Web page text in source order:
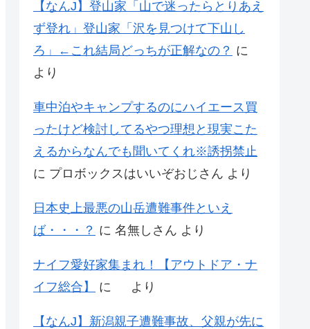
【なんJ】登山家「山で迷ったらとりあえ
ず登れ」登山家「沢を見つけて下山し
ろ」←これ結局どっちが正解なの？ に
より
車中泊やキャンプするのにハイエース買
ったけど検討してるやつ理想と現実こた
えるからなんでも聞いてくれ※誘拐禁止
に プロボックスはいいぞおじさん より
日本史上最悪の山岳遭難事件といえ
ば・・・？ に 名無しさん より
ナイフ愛好家集まれ！【アウトドア・ナ
イフ総合】
に より
【なんJ】新潟親子遭難事故、父親が先に